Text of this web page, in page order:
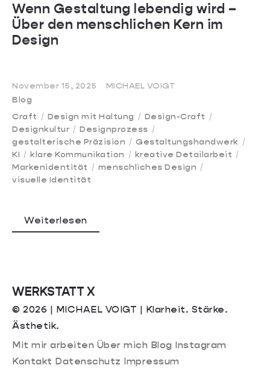
Wenn Gestaltung lebendig wird –
Über den menschlichen Kern im
Design
November 15, 2025
MICHAEL VOIGT
Blog
Craft
Design mit Haltung
Design-Craft
Designkultur
Designprozess
gestalterische Präzision
Gestaltungshandwerk
KI
klare Kommunikation
kreative Detailarbeit
Markenidentität
menschliches Design
visuelle Identität
Weiterlesen
WERKSTATT X
© 2026 | MICHAEL VOIGT | Klarheit. Stärke.
Ästhetik.
Mit mir arbeiten Über mich Blog Instagram
Kontakt Datenschutz Impressum